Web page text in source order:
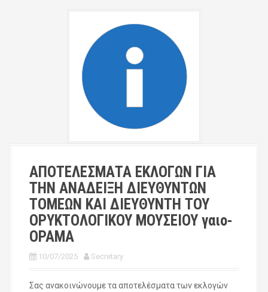
ΑΠΟΤΕΛΕΣΜΑΤΑ ΕΚΛΟΓΩΝ ΓΙΑ
ΤΗΝ ΑΝΑΔΕΙΞΗ ΔΙΕΥΘΥΝΤΩΝ
ΤΟΜΕΩΝ ΚΑΙ ΔΙΕΥΘΥΝΤΗ ΤΟΥ
ΟΡΥΚΤΟΛΟΓΙΚΟΥ ΜΟΥΣΕΙΟΥ γαιο-
ΟΡΑΜΑ
10/07/2025 Secretary
Σας ανακοινώνουμε τα αποτελέσματα των εκλογών